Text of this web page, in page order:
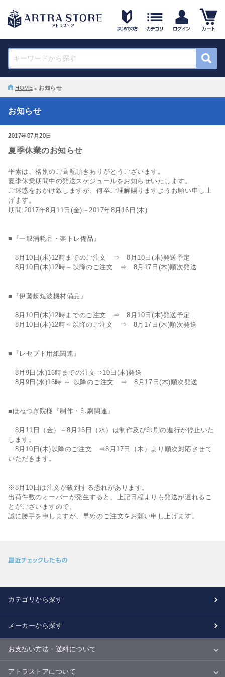
HOME お知らせ
お知らせ
2017年07月20日
夏季休業のお知らせ
平素は、格別のご高配頂きありがとうございます。
夏季休業期間中の発送スケジュールをお知らせいたします。
ご迷惑をおかけ致しますが、何卒ご理解賜りますようお願い申し上
げます。
期間:2017年8月11日(金)～2017年8月16日(木)
■『一般消耗品・楽トレ備品』
8月10日(木)12時までのご注文 ⇒ 8月10日(木)発送予定
8月10日(木)12時～以降のご注文 ⇒ 8月17日(木)順次発送
■『伊藤超短波機材備品』
8月10日(木)12時までのご注文 ⇒ 8月10日(木)発送予定
8月10日(木)12時～以降のご注文 ⇒ 8月17日(木)順次発送
■『レセプト用紙関連』
8月9日(水)16時までの注文⇒10日(木)発送
8月9日(水)16時 ～ 以降のご注文 ⇒ 8月17日(木)順次発送
■ほねつぎ院様『制作・印刷関連』
8月11日（金）～8月16日（水）は制作及び印刷の進行が停止いた
します。
8月10日(木)以降のご注文 ⇒8月17日（木）より順次対応させて
いただきます。
※8月10日は注文が殺到する恐れがあります。
出荷件数のオーバーが発生すると、上記日程よりも発送が遅れるこ
とがございますので、
誠に勝手を申しますが、早めのご注文をお願い申し上げます。
カテゴリから探す
メーカーから探す
お支払い方法・送料について
お支払い方法
送料について
配送・納期
キャンセル・返品・交換について
アトラストアについて